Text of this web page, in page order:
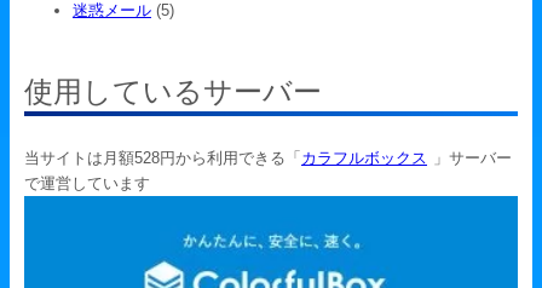
迷惑メール (5)
使用しているサーバー
当サイトは月額528円から利用できる「 カラフルボックス
」サーバー
で運営しています